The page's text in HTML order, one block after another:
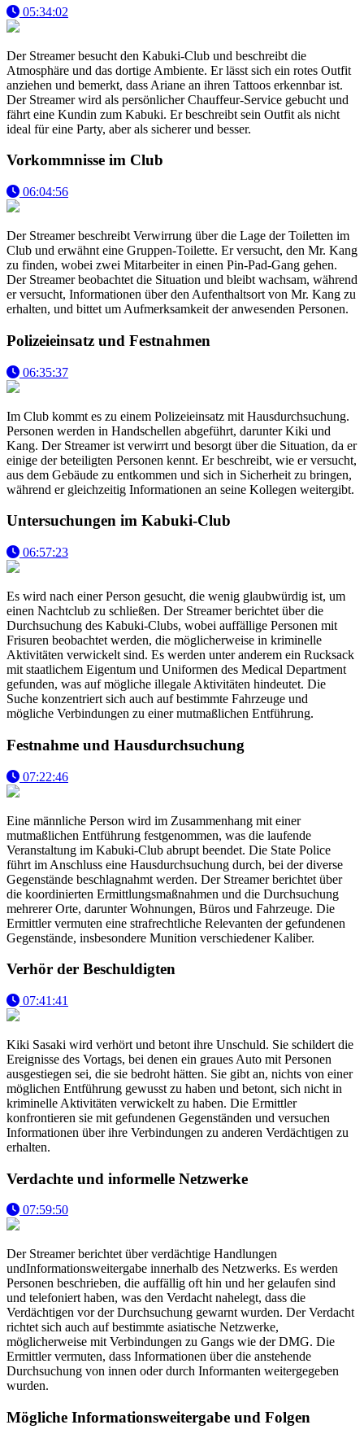
05:34:02
Der Streamer besucht den Kabuki-Club und beschreibt die
Atmosphäre und das dortige Ambiente. Er lässt sich ein rotes Outfit
anziehen und bemerkt, dass Ariane an ihren Tattoos erkennbar ist.
Der Streamer wird als persönlicher Chauffeur-Service gebucht und
fährt eine Kundin zum Kabuki. Er beschreibt sein Outfit als nicht
ideal für eine Party, aber als sicherer und besser.
Vorkommnisse im Club
06:04:56
Der Streamer beschreibt Verwirrung über die Lage der Toiletten im
Club und erwähnt eine Gruppen-Toilette. Er versucht, den Mr. Kang
zu finden, wobei zwei Mitarbeiter in einen Pin-Pad-Gang gehen.
Der Streamer beobachtet die Situation und bleibt wachsam, während
er versucht, Informationen über den Aufenthaltsort von Mr. Kang zu
erhalten, und bittet um Aufmerksamkeit der anwesenden Personen.
Polizeieinsatz und Festnahmen
06:35:37
Im Club kommt es zu einem Polizeieinsatz mit Hausdurchsuchung.
Personen werden in Handschellen abgeführt, darunter Kiki und
Kang. Der Streamer ist verwirrt und besorgt über die Situation, da er
einige der beteiligten Personen kennt. Er beschreibt, wie er versucht,
aus dem Gebäude zu entkommen und sich in Sicherheit zu bringen,
während er gleichzeitig Informationen an seine Kollegen weitergibt.
Untersuchungen im Kabuki-Club
06:57:23
Es wird nach einer Person gesucht, die wenig glaubwürdig ist, um
einen Nachtclub zu schließen. Der Streamer berichtet über die
Durchsuchung des Kabuki-Clubs, wobei auffällige Personen mit
Frisuren beobachtet werden, die möglicherweise in kriminelle
Aktivitäten verwickelt sind. Es werden unter anderem ein Rucksack
mit staatlichem Eigentum und Uniformen des Medical Department
gefunden, was auf mögliche illegale Aktivitäten hindeutet. Die
Suche konzentriert sich auch auf bestimmte Fahrzeuge und
mögliche Verbindungen zu einer mutmaßlichen Entführung.
Festnahme und Hausdurchsuchung
07:22:46
Eine männliche Person wird im Zusammenhang mit einer
mutmaßlichen Entführung festgenommen, was die laufende
Veranstaltung im Kabuki-Club abrupt beendet. Die State Police
führt im Anschluss eine Hausdurchsuchung durch, bei der diverse
Gegenstände beschlagnahmt werden. Der Streamer berichtet über
die koordinierten Ermittlungsmaßnahmen und die Durchsuchung
mehrerer Orte, darunter Wohnungen, Büros und Fahrzeuge. Die
Ermittler vermuten eine strafrechtliche Relevanten der gefundenen
Gegenstände, insbesondere Munition verschiedener Kaliber.
Verhör der Beschuldigten
07:41:41
Kiki Sasaki wird verhört und betont ihre Unschuld. Sie schildert die
Ereignisse des Vortags, bei denen ein graues Auto mit Personen
ausgestiegen sei, die sie bedroht hätten. Sie gibt an, nichts von einer
möglichen Entführung gewusst zu haben und betont, sich nicht in
kriminelle Aktivitäten verwickelt zu haben. Die Ermittler
konfrontieren sie mit gefundenen Gegenständen und versuchen
Informationen über ihre Verbindungen zu anderen Verdächtigen zu
erhalten.
Verdachte und informelle Netzwerke
07:59:50
Der Streamer berichtet über verdächtige Handlungen
undInformationsweitergabe innerhalb des Netzwerks. Es werden
Personen beschrieben, die auffällig oft hin und her gelaufen sind
und telefoniert haben, was den Verdacht nahelegt, dass die
Verdächtigen vor der Durchsuchung gewarnt wurden. Der Verdacht
richtet sich auch auf bestimmte asiatische Netzwerke,
möglicherweise mit Verbindungen zu Gangs wie der DMG. Die
Ermittler vermuten, dass Informationen über die anstehende
Durchsuchung von innen oder durch Informanten weitergegeben
wurden.
Mögliche Informationsweitergabe und Folgen